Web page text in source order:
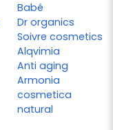
Babé
Dr organics
Soivre cosmetics
Alqvimia
Anti aging
Armonia
cosmetica
natural